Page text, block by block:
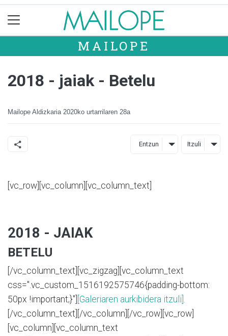
MAILOPE
2018 - jaiak - Betelu
Mailope Aldizkaria 2020ko urtarrilaren 28a
Entzun Itzuli
[vc_row][vc_column][vc_column_text]
2018 - JAIAK
BETELU
[/vc_column_text][vc_zigzag][vc_column_text
css=".vc_custom_1516192575746{padding-bottom:
50px !important;}"] [Galeriaren aurkibidera itzuli].
[/vc_column_text][/vc_column][/vc_row][vc_row]
[vc_column][vc_column_text